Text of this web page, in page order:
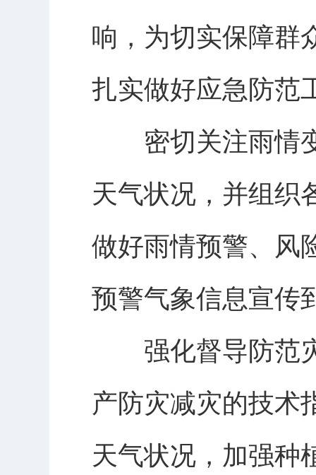
响，为切实保障群
扎实做好应急防范
密切关注雨情变
天气状况，并组织
做好雨情预警、风
预警气象信息宣传
强化督导防范灾
产防灾减灾的技术
天气状况，加强种